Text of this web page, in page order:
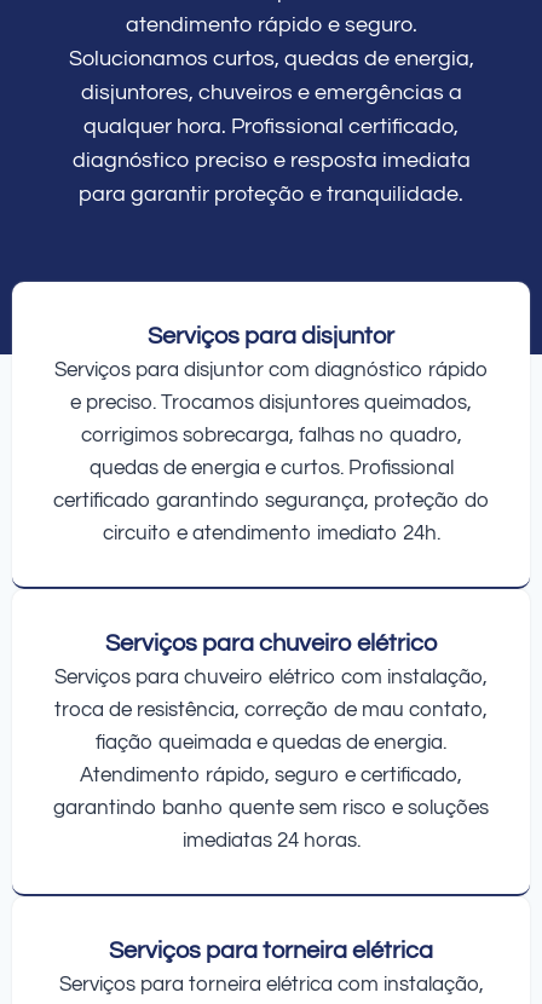
atendimento rápido e seguro.
Solucionamos curtos, quedas de energia,
disjuntores, chuveiros e emergências a
qualquer hora. Profissional certificado,
diagnóstico preciso e resposta imediata
para garantir proteção e tranquilidade.
Serviços para disjuntor
Serviços para disjuntor com diagnóstico rápido
e preciso. Trocamos disjuntores queimados,
corrigimos sobrecarga, falhas no quadro,
quedas de energia e curtos. Profissional
certificado garantindo segurança, proteção do
circuito e atendimento imediato 24h.
Serviços para chuveiro elétrico
Serviços para chuveiro elétrico com instalação,
troca de resistência, correção de mau contato,
fiação queimada e quedas de energia.
Atendimento rápido, seguro e certificado,
garantindo banho quente sem risco e soluções
imediatas 24 horas.
Serviços para torneira elétrica
Serviços para torneira elétrica com instalação,